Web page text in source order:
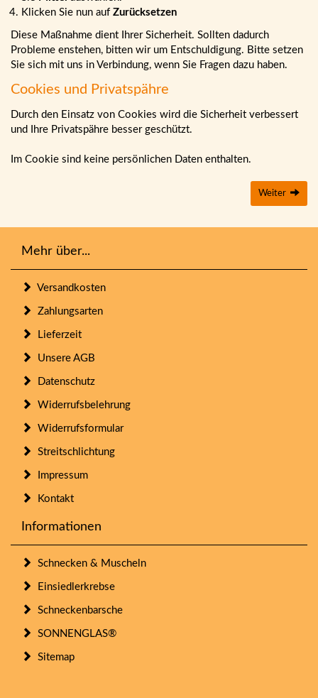
Klicken Sie nun auf Zurücksetzen
Diese Maßnahme dient Ihrer Sicherheit. Sollten dadurch
Probleme enstehen, bitten wir um Entschuldigung. Bitte setzen
Sie sich mit uns in Verbindung, wenn Sie Fragen dazu haben.
Cookies und Privatspähre
Durch den Einsatz von Cookies wird die Sicherheit verbessert
und Ihre Privatspähre besser geschützt.
Im Cookie sind keine persönlichen Daten enthalten.
Weiter
Mehr über...
Versandkosten
Zahlungsarten
Lieferzeit
Unsere AGB
Datenschutz
Widerrufsbelehrung
Widerrufsformular
Streitschlichtung
Impressum
Kontakt
Informationen
Schnecken & Muscheln
Einsiedlerkrebse
Schneckenbarsche
SONNENGLAS®
Sitemap